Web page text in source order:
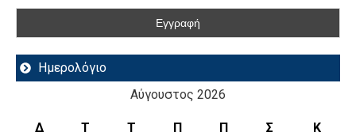
Ημερολόγιο
Αύγουστος 2026
Δ Τ Τ Π Π Σ
Κ